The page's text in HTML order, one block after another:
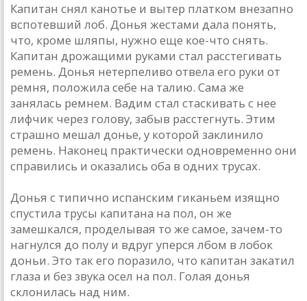
Капитан снял канотье и вытер платком внезапно
вспотевший лоб. Донья жестами дала понять,
что, кроме шляпы, нужно еще кое-что снять.
Капитан дрожащими руками стал расстегивать
ремень. Донья нетерпеливо отвела его руки от
ремня, положила себе на талию. Сама же
занялась ремнем. Вадим стал стаскивать с нее
лифчик через голову, забыв расстегнуть. Этим
страшно мешал донье, у которой заклинило
ремень. Наконец практически одновременно они
справились и оказались оба в одних трусах.
Донья с типично испанским гиканьем изящно
спустила трусы капитана на пол, он же
замешкался, проделывая то же самое, зачем-то
нагнулся до полу и вдруг уперся лбом в лобок
доньи. Это так его поразило, что капитан закатил
глаза и без звука осел на пол. Голая донья
склонилась над ним.